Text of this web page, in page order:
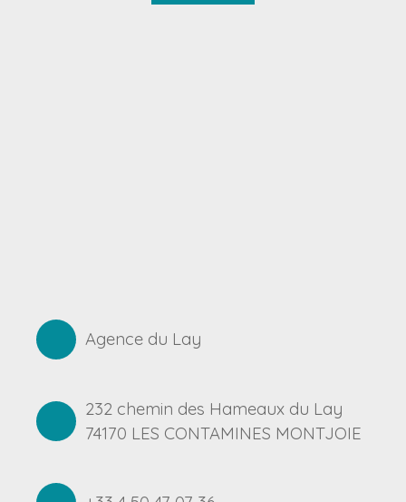
Agence du Lay
232 chemin des Hameaux du Lay
74170 LES CONTAMINES MONTJOIE